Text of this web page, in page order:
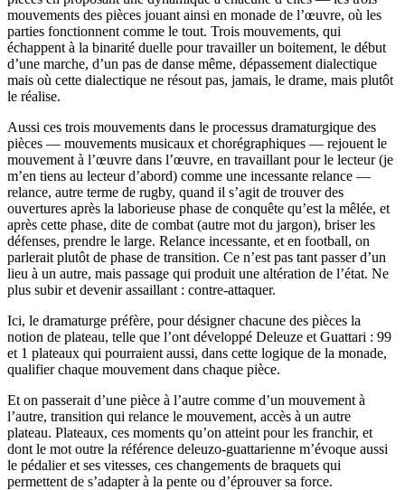
mouvements des pièces jouant ainsi en monade de l’œuvre, où les
parties fonctionnent comme le tout. Trois mouvements, qui
échappent à la binarité duelle pour travailler un boitement, le début
d’une marche, d’un pas de danse même, dépassement dialectique
mais où cette dialectique ne résout pas, jamais, le drame, mais plutôt
le réalise.
Aussi ces trois mouvements dans le processus dramaturgique des
pièces — mouvements musicaux et chorégraphiques — rejouent le
mouvement à l’œuvre dans l’œuvre, en travaillant pour le lecteur (je
m’en tiens au lecteur d’abord) comme une incessante relance —
relance, autre terme de rugby, quand il s’agit de trouver des
ouvertures après la laborieuse phase de conquête qu’est la mêlée, et
après cette phase, dite de combat (autre mot du jargon), briser les
défenses, prendre le large. Relance incessante, et en football, on
parlerait plutôt de phase de transition. Ce n’est pas tant passer d’un
lieu à un autre, mais passage qui produit une altération de l’état. Ne
plus subir et devenir assaillant : contre-attaquer.
Ici, le dramaturge préfère, pour désigner chacune des pièces la
notion de plateau, telle que l’ont développé Deleuze et Guattari : 99
et 1 plateaux qui pourraient aussi, dans cette logique de la monade,
qualifier chaque mouvement dans chaque pièce.
Et on passerait d’une pièce à l’autre comme d’un mouvement à
l’autre, transition qui relance le mouvement, accès à un autre
plateau. Plateaux, ces moments qu’on atteint pour les franchir, et
dont le mot outre la référence deleuzo-guattarienne m’évoque aussi
le pédalier et ses vitesses, ces changements de braquets qui
permettent de s’adapter à la pente ou d’éprouver sa force.